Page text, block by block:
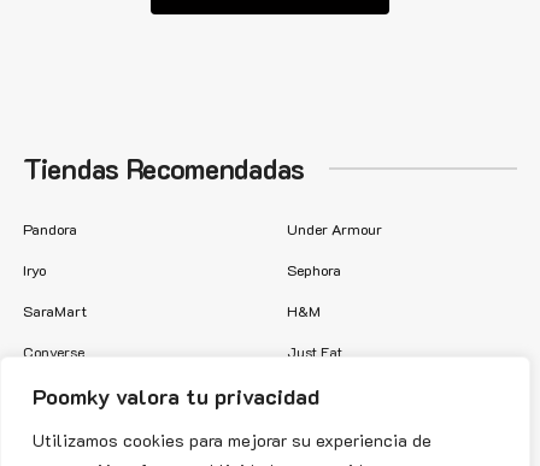
Poomky valora tu privacidad
Utilizamos cookies para mejorar su experiencia de
Tiendas Recomendadas
Pandora Under Armour
Iryo Sephora
SaraMart H&M
Converse Just Eat
Kinguin Scalpers
Instant Gaming Showroomprive